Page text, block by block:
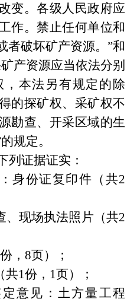
变。各级人民政府应
作。禁止任何单位和
者破坏矿产资源。”和
产资源应当依法分别
本法另有规定的除
的探矿权、采矿权不
勘查、开采区域的生
规定。
列证据证实：
身份证复印件（共2
、现场执法照片（共2
，8页）；
1份，1页）；
意见：土方量工程